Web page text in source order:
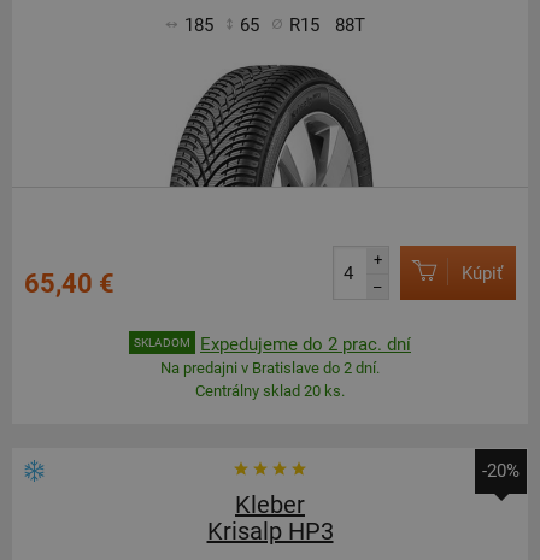
185 65 R15 88T
65,40 €
+
–
Kúpiť
SKLADOM Expedujeme do 2 prac. dní
Na predajni v Bratislave do 2 dní.
Centrálny sklad 20 ks.
-20%
Kleber
Krisalp HP3